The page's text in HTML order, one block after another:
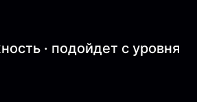
· подойдет с уровня